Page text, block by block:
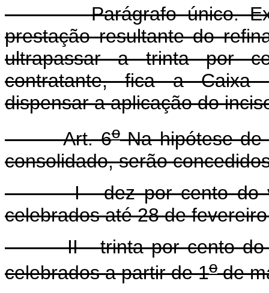
Parágrafo único.
prestação resultante do
ultrapassar a trinta por
contratante, fica a Caixa
dispensar a aplicação do
Art. 6oNa hipótese de
consolidado, serão
I - dez por cento do
celebrados até 28 de
II - trinta por cento do
celebrados a partir de 1ode